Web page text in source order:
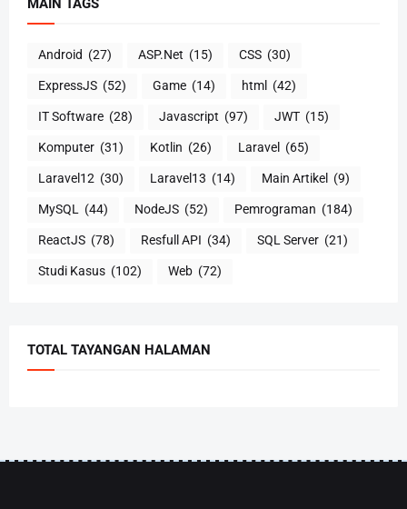
MAIN TAGS
Android (27) ASP.Net (15) CSS (30)
ExpressJS (52) Game (14) html (42)
IT Software (28) Javascript (97) JWT (15)
Komputer (31) Kotlin (26) Laravel (65)
Laravel12 (30) Laravel13 (14) Main Artikel (9)
MySQL (44) NodeJS (52) Pemrograman (184)
ReactJS (78) Resfull API (34) SQL Server (21)
Studi Kasus (102) Web (72)
TOTAL TAYANGAN HALAMAN